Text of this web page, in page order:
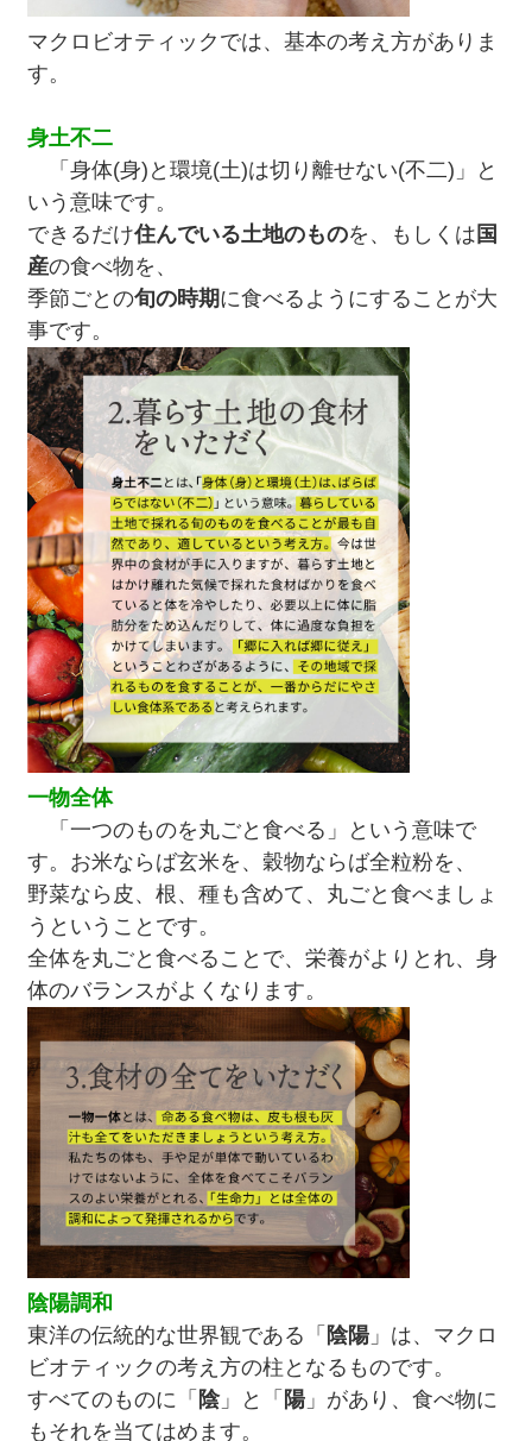
マクロビオティックでは、基本の考え方がありま
す。
身土不二
「身体(身)と環境(土)は切り離せない(不二)」と
いう意味です。
できるだけ住んでいる土地のものを、もしくは 国
産の食べ物を、
季節ごとの旬の時期に食べるようにすることが大
事です。
一物全体
「一つのものを丸ごと食べる」という意味で
す。お米ならば玄米を、穀物ならば全粒粉を、
野菜なら皮、根、種も含めて、丸ごと食べましょ
うということです。
全体を丸ごと食べることで、栄養がよりとれ、身
体のバランスがよくなります。
陰陽調和
東洋の伝統的な世界観である「 陰陽 」は、マクロ
ビオティックの考え方の柱となるものです。
すべてのものに「 陰」と「 陽 」があり、食べ物に
もそれを当てはめます。